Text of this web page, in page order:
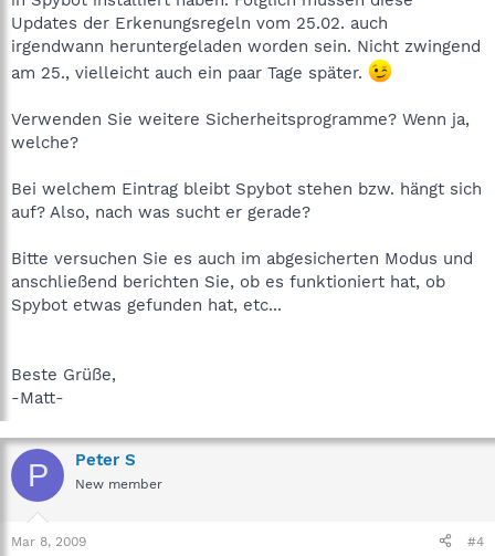
Updates der Erkenungsregeln vom 25.02. auch
irgendwann heruntergeladen worden sein. Nicht zwingend
am 25., vielleicht auch ein paar Tage später.
Verwenden Sie weitere Sicherheitsprogramme? Wenn ja,
welche?
Bei welchem Eintrag bleibt Spybot stehen bzw. hängt sich
auf? Also, nach was sucht er gerade?
Bitte versuchen Sie es auch im abgesicherten Modus und
anschließend berichten Sie, ob es funktioniert hat, ob
Spybot etwas gefunden hat, etc...
Beste Grüße,
-Matt-
P Peter S
New member
Mar 8, 2009 #4